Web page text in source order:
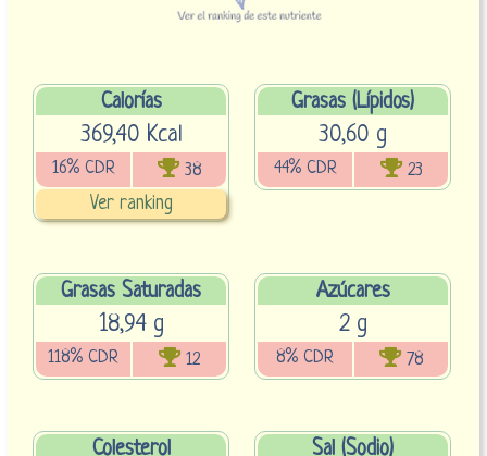
Calorías
369,40 Kcal
16% CDR 38
Ver ranking
Grasas (Lípidos)
30,60 g
44% CDR 23
Grasas Saturadas
18,94 g
118% CDR 12
Azúcares
2 g
8% CDR 78
Colesterol Sal (Sodio)